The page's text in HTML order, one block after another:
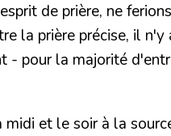
de prière, ne
la prière précise, il
- pour la majorité
et le soir à la